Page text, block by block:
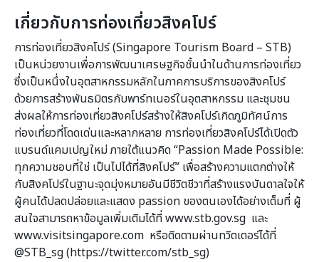
เกี่ยวกับการท่องเที่ยวสิงคโปร์
การท่องเที่ยวสิงคโปร์ (Singapore Tourism Board – STB)
เป็นหน่วยงานเพื่อการพัฒนาเศรษฐกิจชั้นนำในด้านการท่องเที่ยว
ซึ่งเป็นหนึ่งในอุตสาหกรรมหลักในภาคการบริการของสิงคโปร์
ด้วยการสร้างพันธมิตรกับพาร์ทเนอร์ในอุตสาหกรรม และชุมชน
ส่งผลให้การท่องเที่ยวสิงคโปร์สร้างให้สิงคโปร์เกิดภูมิทัศน์การ
ท่องเที่ยวที่โดดเด่นและหลากหลาย การท่องเที่ยวสิงคโปร์ได้เปิดตัว
แบรนด์แคมเปญใหม่ ภายใต้แนวคิด “Passion Made Possible:
ทุกความชอบที่ใช่ เป็นไปได้ที่สิงคโปร์” เพื่อสร้างความแตกต่างให้
กับสิงคโปร์ในฐานะจุดมุ่งหมายอันมีชีวิตชีวาที่สร้างแรงบันดาลใจให้
ผู้คนได้ปลดปล่อยและแสดง passion ของตนเองได้อย่างเต็มที่ ผู้
สนใจสามารถหาข้อมูลเพิ่มเติมได้ที่ www.stb.gov.sg และ
www.visitsingapore.com หรือติดตามผ่านทวิตเตอร์ได้ที่
@STB_sg (https://twitter.com/stb_sg)